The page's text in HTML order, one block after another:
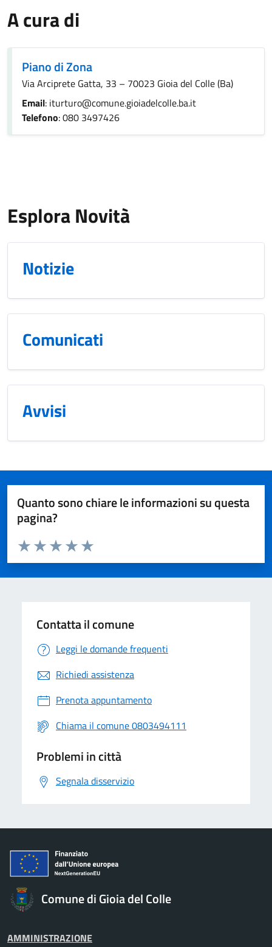
A cura di
Piano di Zona
Via Arciprete Gatta, 33 – 70023 Gioia del Colle (Ba)
Email: iturturo@comune.gioiadelcolle.ba.it
Telefono: 080 3497426
Esplora Novità
Notizie
Comunicati
Avvisi
Quanto sono chiare le informazioni su questa
pagina?
Valuta da 1 a 5 stelle la pagina
Valuta 5 stelle su 5
Valuta 4 stelle su 5
Valuta 3 stelle su 5
Valuta 2 stelle su 5
Valuta 1 stelle su 5
Contatta il comune
Leggi le domande frequenti
Richiedi assistenza
Prenota appuntamento
Chiama il comune 0803494111
Problemi in città
Segnala disservizio
Comune di Gioia del Colle
AMMINISTRAZIONE